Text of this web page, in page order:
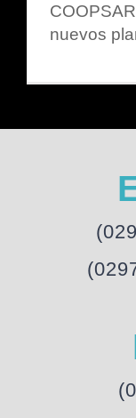
nuevos